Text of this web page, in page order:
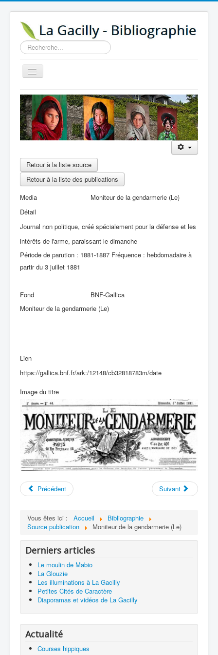
Rechercher
Basculer
la
Accueil
14e au 18e siècle
Sources
Agenda
Aide
Contactez-nous
A propos
Retour à la liste source
Retour à la liste des publications
Media
Moniteur de la gendarmerie (Le)
Détail
Journal non politique, créé spécialement pour la défense et les
intérêts de l'arme, paraissant le dimanche
Période de parution : 1881-1887 Fréquence : hebdomadaire à
partir du 3 juillet 1881
Fond
BNF-Gallica
Moniteur de la gendarmerie (Le)
Lien
https://gallica.bnf.fr/ark:/12148/cb32818783m/date
Image du titre
Précédent Suivant
Vous êtes ici : Accueil
Bibliographie
Source publication
Moniteur de la gendarmerie (Le)
Derniers articles
Le moulin de Mabio
La Glouzie
Les illuminations à La Gacilly
Petites Cités de Caractère
Diaporamas et vidéos de La Gacilly
Actualité
Courses hippiques